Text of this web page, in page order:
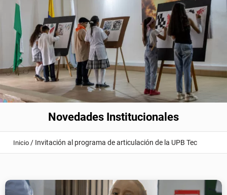
Novedades Institucionales
Inicio / Invitación al programa de articulación de la UPB Tec